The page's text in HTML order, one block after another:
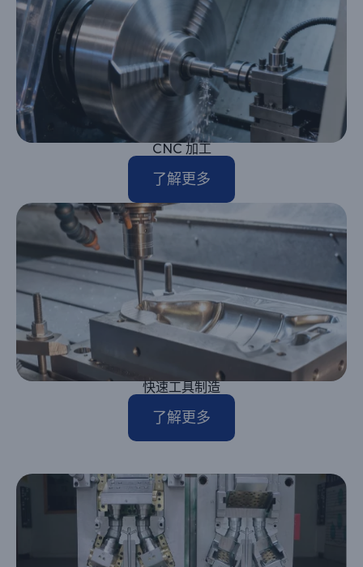
CNC 加工
了解更多
快速工具制造
了解更多